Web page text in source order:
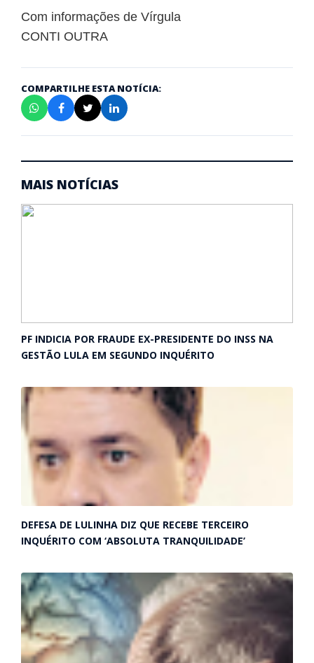
Com informações de Vírgula
CONTI OUTRA
COMPARTILHE ESTA NOTÍCIA:
MAIS NOTÍCIAS
PF INDICIA POR FRAUDE EX-PRESIDENTE DO INSS NA
GESTÃO LULA EM SEGUNDO INQUÉRITO
DEFESA DE LULINHA DIZ QUE RECEBE TERCEIRO
INQUÉRITO COM ‘ABSOLUTA TRANQUILIDADE’